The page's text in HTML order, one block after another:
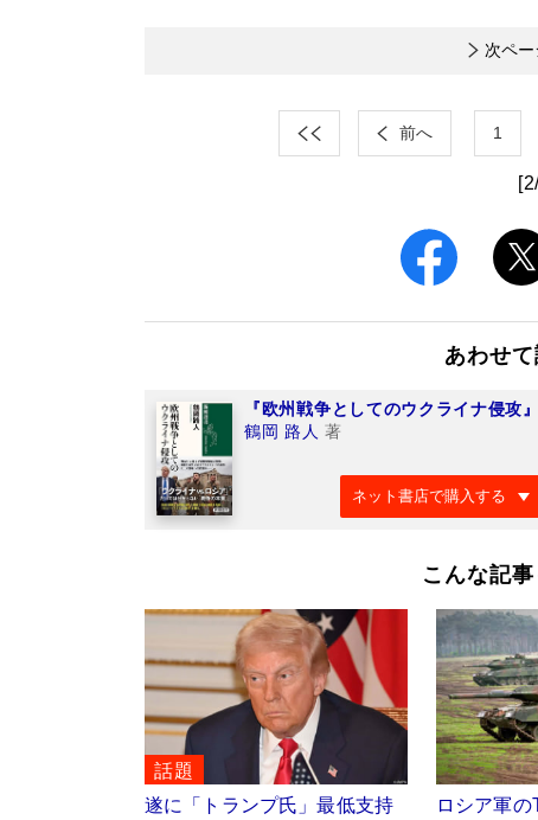
次ペー
前へ 1
あわせ
『欧州戦争としてのウクライナ侵攻』
鶴岡 路人 著
ネット書店で購入する
こんな記
話題
遂に「トランプ氏」最低支持
ロシア軍